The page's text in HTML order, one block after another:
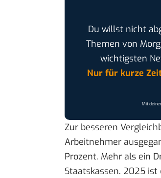
Du willst nicht
Themen von
wichtigsten
Nur für kurze
Mit
Zur besseren
Arbeitnehmer
Prozent. Mehr als ein
Staatskassen. 2025